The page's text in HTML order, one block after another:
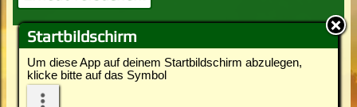
Startbildschirm
Um diese App auf deinem Startbildschirm abzulegen,
klicke bitte auf das Symbol